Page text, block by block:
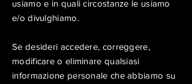
usiamo e in quali circostanze le usiamo
e/o divulghiamo.
Se desideri accedere, correggere,
modificare o eliminare qualsiasi
informazione personale che abbiamo su